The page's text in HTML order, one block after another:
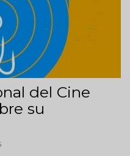
del Cine
su